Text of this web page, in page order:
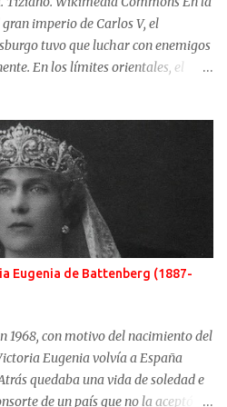
Ma...imperio de Carlos V, el
tuvo que luchar con enemigos
En los límites orientales, el
Isabel de Portugal, junto a Solimán,
consiguió casarse con el
de manera excepcional, los destinos
retratadas por el gran artista del
de la sultana Roxelana es
nombres. Hürrem para los
de nacimiento, Anastazja
otros de los nombres por los que se
supone que nació alrededor de 1505
1520, Roxelana fu...
Eugenia de Battenberg (1887-
1968, con motivo del nacimiento del
Eugenia volvía a España
quedaba una vida de soledad e
de un país que no la aceptó y